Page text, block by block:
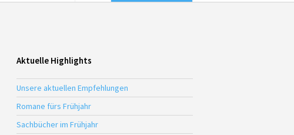
Aktuelle Highlights
Unsere aktuellen Empfehlungen
Romane fürs Frühjahr
Sachbücher im Frühjahr